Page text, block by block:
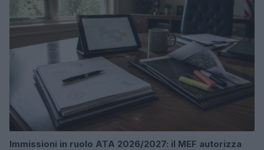
Immissioni in ruolo ATA 2026/2027: il MEF autorizza